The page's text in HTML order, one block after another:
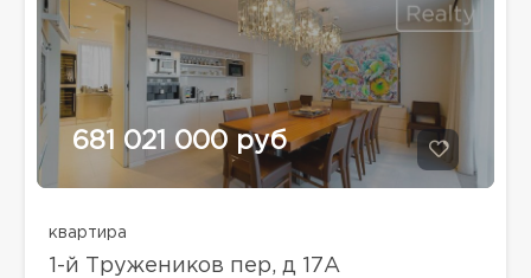
681 021 000 руб
квартира
1-й Тружеников пер, д 17А